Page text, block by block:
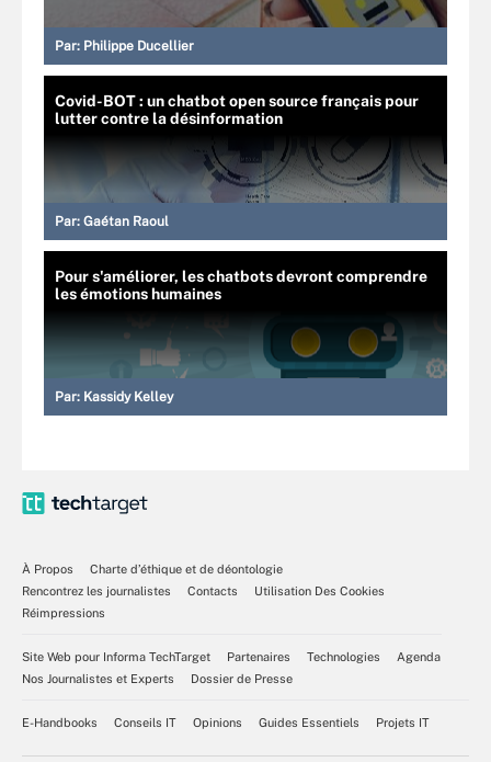
Par: Philippe Ducellier
Covid-BOT : un chatbot open source français pour
lutter contre la désinformation
Par: Gaétan Raoul
Pour s'améliorer, les chatbots devront comprendre
les émotions humaines
Par: Kassidy Kelley
À Propos
Charte d’éthique et de déontologie
Rencontrez les journalistes
Contacts
Utilisation Des Cookies
Réimpressions
Site Web pour Informa TechTarget Partenaires Technologies
Agenda
Nos Journalistes et Experts
Dossier de Presse
E-Handbooks Conseils IT Opinions Guides Essentiels Projets IT